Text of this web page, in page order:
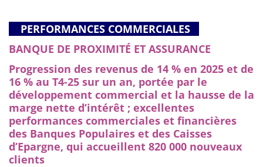
PERFORMANCES COMMERCIALES
BANQUE DE PROXIMITÉ ET ASSURANCE
Progression des revenus de 14 % en 2025 et de
16 % au T4-25 sur un an, portée par le
développement commercial et la hausse de la
marge nette d’intérêt ; excellentes
performances commerciales et financières
des Banques Populaires et des Caisses
d’Epargne, qui accueillent 820 000 nouveaux
clients